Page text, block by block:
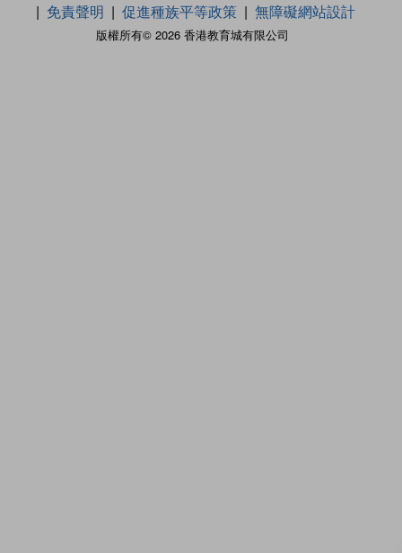
版權所有© 2026 香港教育城有限公司
免責聲明
促進種族平等政策 無障礙網站設計